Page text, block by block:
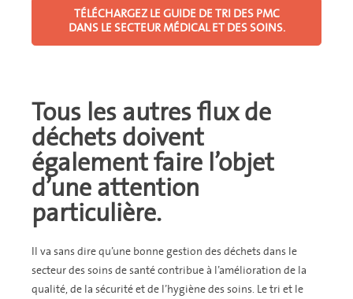
TÉLÉCHARGEZ LE GUIDE DE TRI DES PMC
DANS LE SECTEUR MÉDICAL ET DES SOINS.
Tous les autres flux de
déchets doivent
également faire l’objet
d’une attention
particulière.
Il va sans dire qu’une bonne gestion des déchets dans le
secteur des soins de santé contribue à l’amélioration de la
qualité, de la sécurité et de l’hygiène des soins. Le tri et le